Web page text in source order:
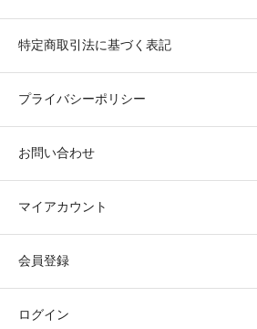
特定商取引法に基づく表記
プライバシーポリシー
お問い合わせ
マイアカウント
会員登録
ログイン